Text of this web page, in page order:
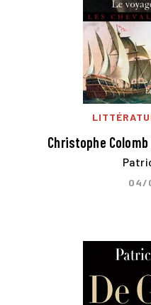
Christophe
04/